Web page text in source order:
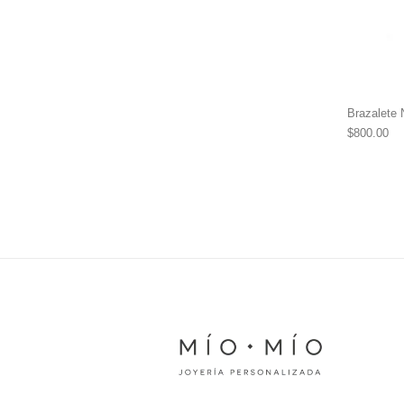
Brazalete
$800.00